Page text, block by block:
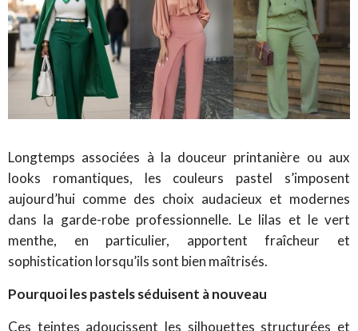
Longtemps associées à la douceur printanière ou aux
looks romantiques, les couleurs pastel s’imposent
aujourd’hui comme des choix audacieux et modernes
dans la garde-robe professionnelle. Le lilas et le vert
menthe, en particulier, apportent fraîcheur et
sophistication lorsqu’ils sont bien maîtrisés.
Pourquoi les pastels séduisent à nouveau
Ces teintes adoucissent les silhouettes structurées et